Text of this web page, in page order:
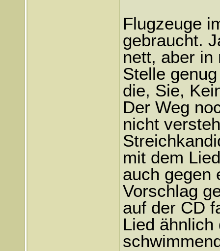
Flugzeuge
gebraucht.
nett, aber in
Stelle
die, Sie,
Der Weg
nicht
mit dem
auch gegen
Vorschlag
auf der CD
Lied